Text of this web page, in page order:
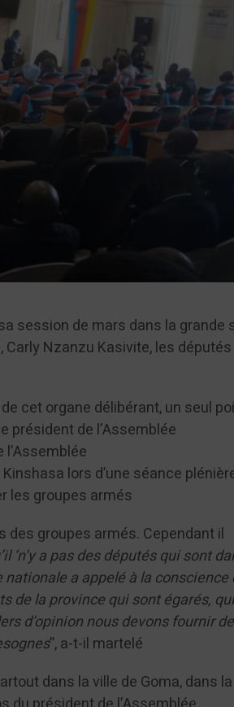
session de mars dans la grande
Carly Nzanzu Kasivite, les
cet organe délibérant, un seul
président de l’Assemblée
lors d’une séance
les groupes armés
des groupes armés. Cependant il
‘n’y a pas des députés qui sont
a appelé à la conscience
de la province qui sont égarés,
d’opinion nous devons fournir
”, a-t-il martelé
dans la ville de Goma, dans la